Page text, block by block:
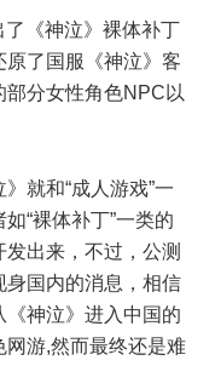
《神泣》裸体补丁
了国服《神泣》客
部分女性角色NPC以
就和“成人游戏”一
“裸体补丁”一类的
出来，不过，公测
身国内的消息，相信
神泣》进入中国的
游,然而最终还是难